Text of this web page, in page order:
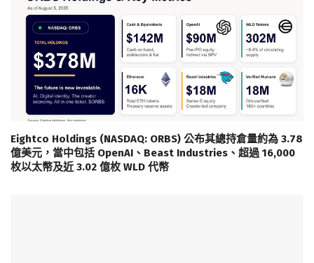
Eightco Holdings (NASDAQ: ORBS) 公布其總持倉量約為 3.78
億美元，當中包括 OpenAI、Beast Industries、超過 16,000
枚以太幣及近 3.02 億枚 WLD 代幣